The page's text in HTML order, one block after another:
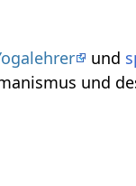
und
aus dem Geist des